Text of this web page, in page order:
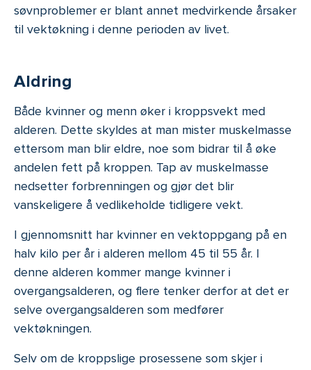
søvnproblemer er blant annet medvirkende årsaker
til vektøkning i denne perioden av livet.
Aldring
Både kvinner og menn øker i kroppsvekt med
alderen. Dette skyldes at man mister muskelmasse
ettersom man blir eldre, noe som bidrar til å øke
andelen fett på kroppen. Tap av muskelmasse
nedsetter forbrenningen og gjør det blir
vanskeligere å vedlikeholde tidligere vekt.
I gjennomsnitt har kvinner en vektoppgang på en
halv kilo per år i alderen mellom 45 til 55 år. I
denne alderen kommer mange kvinner i
overgangsalderen, og flere tenker derfor at det er
selve overgangsalderen som medfører
vektøkningen.
Selv om de kroppslige prosessene som skjer i